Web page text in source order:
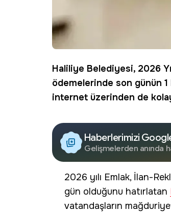
Haliliye Belediyesi, 2026
ödemelerinde son günün
internet üzerinden de
Haberlerimizi
Gelişmelerden anında
2026 yılı Emlak, İlan-
gün olduğunu hatırlatan
vatandaşların